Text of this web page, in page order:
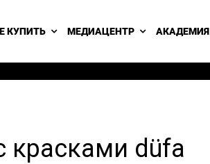
КУПИТЬ МЕДИАЦЕНТР АКАДЕМИЯ
красками düfa